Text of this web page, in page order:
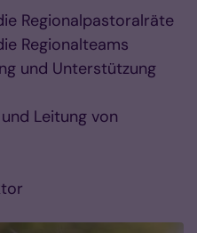
Regionalpastoralräte
Regionalteams
und Unterstützung
Leitung von